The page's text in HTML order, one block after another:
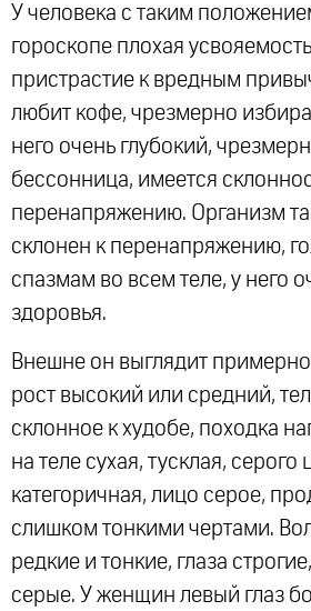
У человека с таким
гороскопе плохая
пристрастие к вредным
любит кофе, чрезмерно
него очень глубокий,
бессонница, имеется
перенапряжению. Организм
склонен к перенапряжению,
спазмам во всем теле, у него
здоровья.
Внешне он выглядит примерно
рост высокий или средний,
склонное к худобе, походка
на теле сухая, тусклая, серого
категоричная, лицо серое,
слишком тонкими чертами.
редкие и тонкие, глаза
серые. У женщин левый глаз